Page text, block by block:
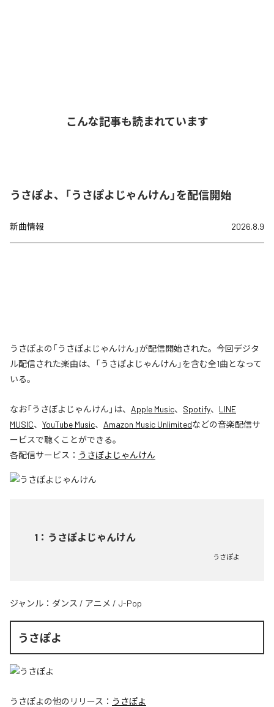
こんな記事も読まれています
うさぽよ、「うさぽよじゃんけん」を配信開始
新曲情報 2026.8.9
うさぽよの「うさぽよじゃんけん」が配信開始された。今回デジタ
ル配信された楽曲は、「うさぽよじゃんけん」を含む全1曲となって
いる。
なお「うさぽよじゃんけん 」は、 Apple Music、 Spotify、 LINE
MUSIC、 YouTube Music、 Amazon Music Unlimitedなどの音楽配信サ
ービスで聴くことができる。
各配信サービス： うさぽよじゃんけん
1 ： うさぽよじゃんけん
うさぽよ
ジャンル： ダンス / アニメ / J-Pop
うさぽよ
うさぽよの他のリリース： うさぽよ